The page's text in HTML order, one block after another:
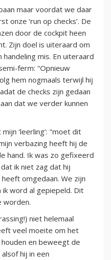
maar voordat we daar
onze ‘run op checks’. De
door de cockpit heen
Zijn doel is uiteraard om
mis. En uiteraard
ferm: "Opnieuw
hem nogmaals terwijl hij
de checks zijn gedaan
dat we verder kunnen
‘leerling’: "moet dit
verbazing heeft hij de
hand. Ik was zo gefixeerd
ik niet zag dat hij
omgedaan. We zijn
ik word al gepiepeld. Dit
worden.
niet helemaal
veel moeite om het
en beweegt de
hij in een